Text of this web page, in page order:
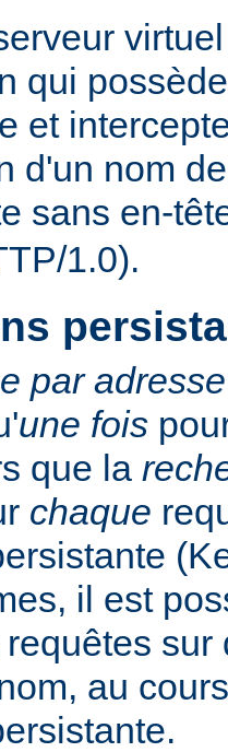
qui
et
d'un nom
sans en-
1.0).
par
une fois
que la
chaque
il est
sur
au